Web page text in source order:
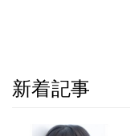
新着記事